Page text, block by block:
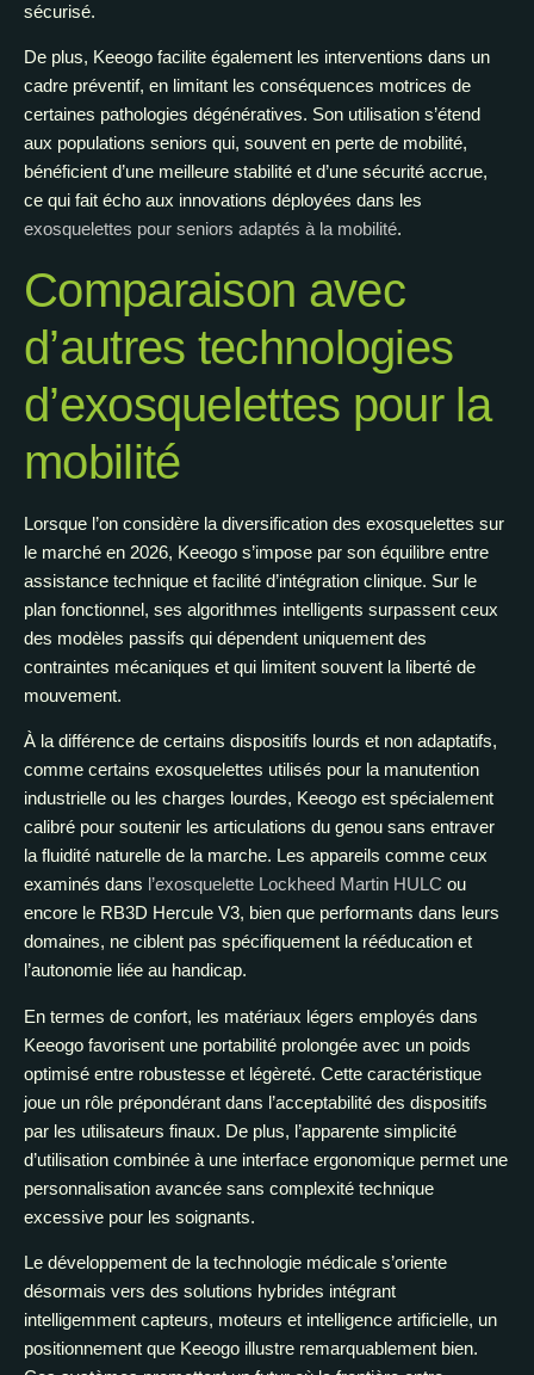
sécurisé.
De plus, Keeogo facilite également les interventions dans un
cadre préventif, en limitant les conséquences motrices de
certaines pathologies dégénératives. Son utilisation s’étend
aux populations seniors qui, souvent en perte de mobilité,
bénéficient d’une meilleure stabilité et d’une sécurité accrue,
ce qui fait écho aux innovations déployées dans les
exosquelettes pour seniors adaptés à la mobilité.
Comparaison avec
d’autres technologies
d’exosquelettes pour la
mobilité
Lorsque l’on considère la diversification des exosquelettes sur
le marché en 2026, Keeogo s’impose par son équilibre entre
assistance technique et facilité d’intégration clinique. Sur le
plan fonctionnel, ses algorithmes intelligents surpassent ceux
des modèles passifs qui dépendent uniquement des
contraintes mécaniques et qui limitent souvent la liberté de
mouvement.
À la différence de certains dispositifs lourds et non adaptatifs,
comme certains exosquelettes utilisés pour la manutention
industrielle ou les charges lourdes, Keeogo est spécialement
calibré pour soutenir les articulations du genou sans entraver
la fluidité naturelle de la marche. Les appareils comme ceux
examinés dans l’exosquelette Lockheed Martin HULC ou
encore le RB3D Hercule V3, bien que performants dans leurs
domaines, ne ciblent pas spécifiquement la rééducation et
l’autonomie liée au handicap.
En termes de confort, les matériaux légers employés dans
Keeogo favorisent une portabilité prolongée avec un poids
optimisé entre robustesse et légèreté. Cette caractéristique
joue un rôle prépondérant dans l’acceptabilité des dispositifs
par les utilisateurs finaux. De plus, l’apparente simplicité
d’utilisation combinée à une interface ergonomique permet une
personnalisation avancée sans complexité technique
excessive pour les soignants.
Le développement de la technologie médicale s’oriente
désormais vers des solutions hybrides intégrant
intelligemment capteurs, moteurs et intelligence artificielle, un
positionnement que Keeogo illustre remarquablement bien.